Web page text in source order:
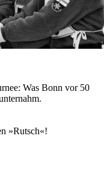
Was Bonn vor 50
»Rutsch«!